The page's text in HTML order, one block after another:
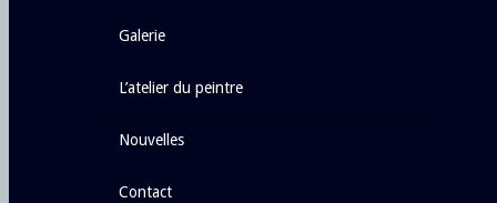
galerie
l’atelier du peintre
nouvelles
contact